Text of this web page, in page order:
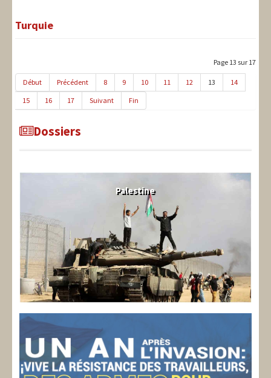
Turquie
Page 13 sur 17
Début Précédent 8 9 10 11 12 13
14
15
16 17 Suivant Fin
Dossiers
Palestine